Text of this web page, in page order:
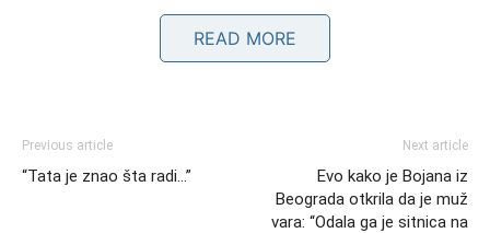
uvijek bila utočište u trenucima nesigurnosti. Prijavivši
se za emisiju “Nikad nije kasno”, nije to učinio zbog
interpretacija nosila je težinu njegovih životnih
iskustava. Kroz muziku, Amil je često prenosio poruke
nade i vjere, a sada se suočava s izazovom da svoju
READ MORE
Previous article
“Tata je znao šta radi…”
Next article
Evo kako je Bojana iz
Beograda otkrila da je muž
vara: “Odala ga je sitnica na